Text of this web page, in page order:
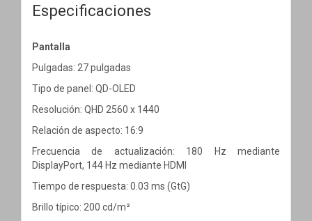
Especificaciones
Pantalla
Pulgadas: 27 pulgadas
Tipo de panel: QD-OLED
Resolución: QHD 2560 x 1440
Relación de aspecto: 16:9
Frecuencia de actualización: 180 Hz mediante
DisplayPort, 144 Hz mediante HDMI
Tiempo de respuesta: 0.03 ms (GtG)
Brillo típico: 200 cd/m²